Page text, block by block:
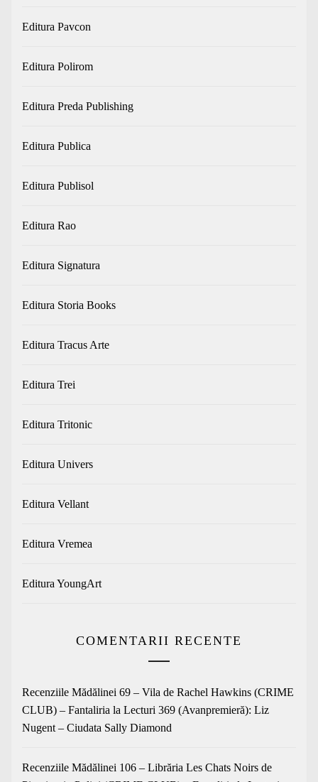
Editura Pavcon
Editura Polirom
Editura Preda Publishing
Editura Publica
Editura Publisol
Editura Rao
Editura Signatura
Editura Storia Books
Editura Tracus Arte
Editura Trei
Editura Tritonic
Editura Univers
Editura Vellant
Editura Vremea
Editura YoungArt
COMENTARII RECENTE
Recenziile Mădălinei 69 – Vila de Rachel Hawkins (CRIME
CLUB) – Fantaliria la Lecturi 369 (Avanpremieră): Liz
Nugent – Ciudata Sally Diamond
Recenziile Mădălinei 106 – Librăria Les Chats Noirs de